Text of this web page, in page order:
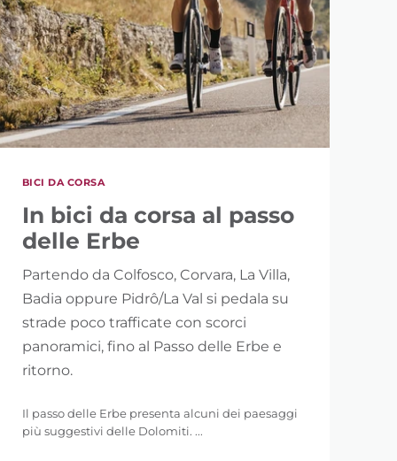
BICI DA CORSA
In bici da corsa al passo
delle Erbe
Partendo da Colfosco, Corvara, La Villa,
Badia oppure Pidrô/La Val si pedala su
strade poco trafficate con scorci
panoramici, fino al Passo delle Erbe e
ritorno.
Il passo delle Erbe presenta alcuni dei paesaggi
più suggestivi delle Dolomiti. ...